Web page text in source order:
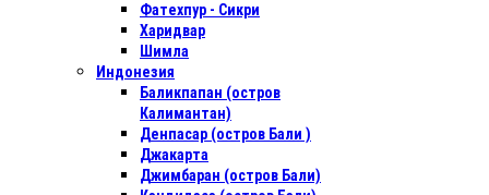
Фатехпур - Сикри
Харидвар
Шимла
Индонезия
Баликпапан (остров
Калимантан)
Денпасар (остров Бали )
Джакарта
Джимбаран (остров Бали)